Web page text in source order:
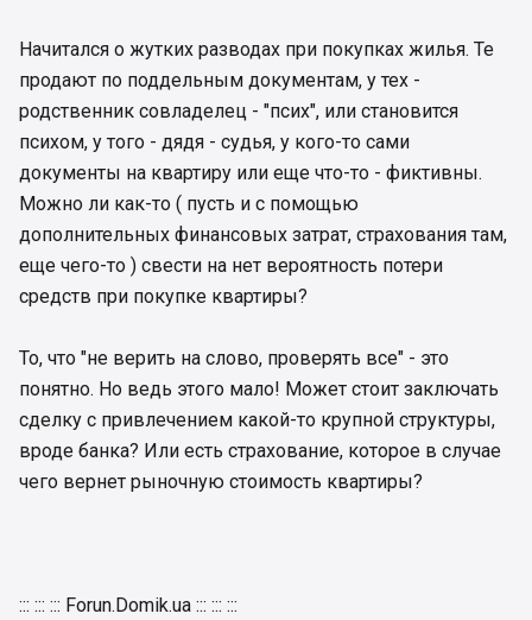
Начитался о жутких разводах при покупках жилья. Те
продают по поддельным документам, у тех -
родственник совладелец - "псих", или становится
психом, у того - дядя - судья, у кого-то сами
документы на квартиру или еще что-то - фиктивны.
Можно ли как-то ( пусть и с помощью
дополнительных финансовых затрат, страхования там,
еще чего-то ) свести на нет вероятность потери
средств при покупке квартиры?
То, что "не верить на слово, проверять все" - это
понятно. Но ведь этого мало! Может стоит заключать
сделку с привлечением какой-то крупной структуры,
вроде банка? Или есть страхование, которое в случае
чего вернет рыночную стоимость квартиры?
::: ::: ::: Forun.Domik.ua ::: ::: :::